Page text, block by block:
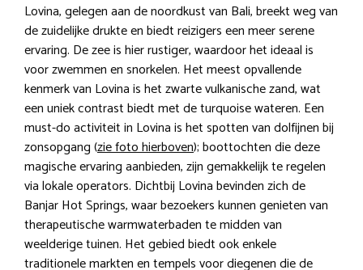
Lovina, gelegen aan de noordkust van Bali, breekt weg van
de zuidelijke drukte en biedt reizigers een meer serene
ervaring. De zee is hier rustiger, waardoor het ideaal is
voor zwemmen en snorkelen. Het meest opvallende
kenmerk van Lovina is het zwarte vulkanische zand, wat
een uniek contrast biedt met de turquoise wateren. Een
must-do activiteit in Lovina is het spotten van dolfijnen bij
zonsopgang (zie foto hierboven); boottochten die deze
magische ervaring aanbieden, zijn gemakkelijk te regelen
via lokale operators. Dichtbij Lovina bevinden zich de
Banjar Hot Springs, waar bezoekers kunnen genieten van
therapeutische warmwaterbaden te midden van
weelderige tuinen. Het gebied biedt ook enkele
traditionele markten en tempels voor diegenen die de